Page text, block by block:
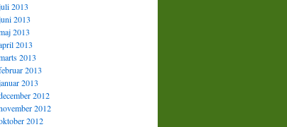
2013
2013
2013
2013
2013
2013
2013
2012
2012
2012